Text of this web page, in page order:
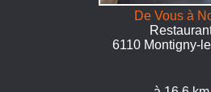
De Vous à
6110 Montigny-